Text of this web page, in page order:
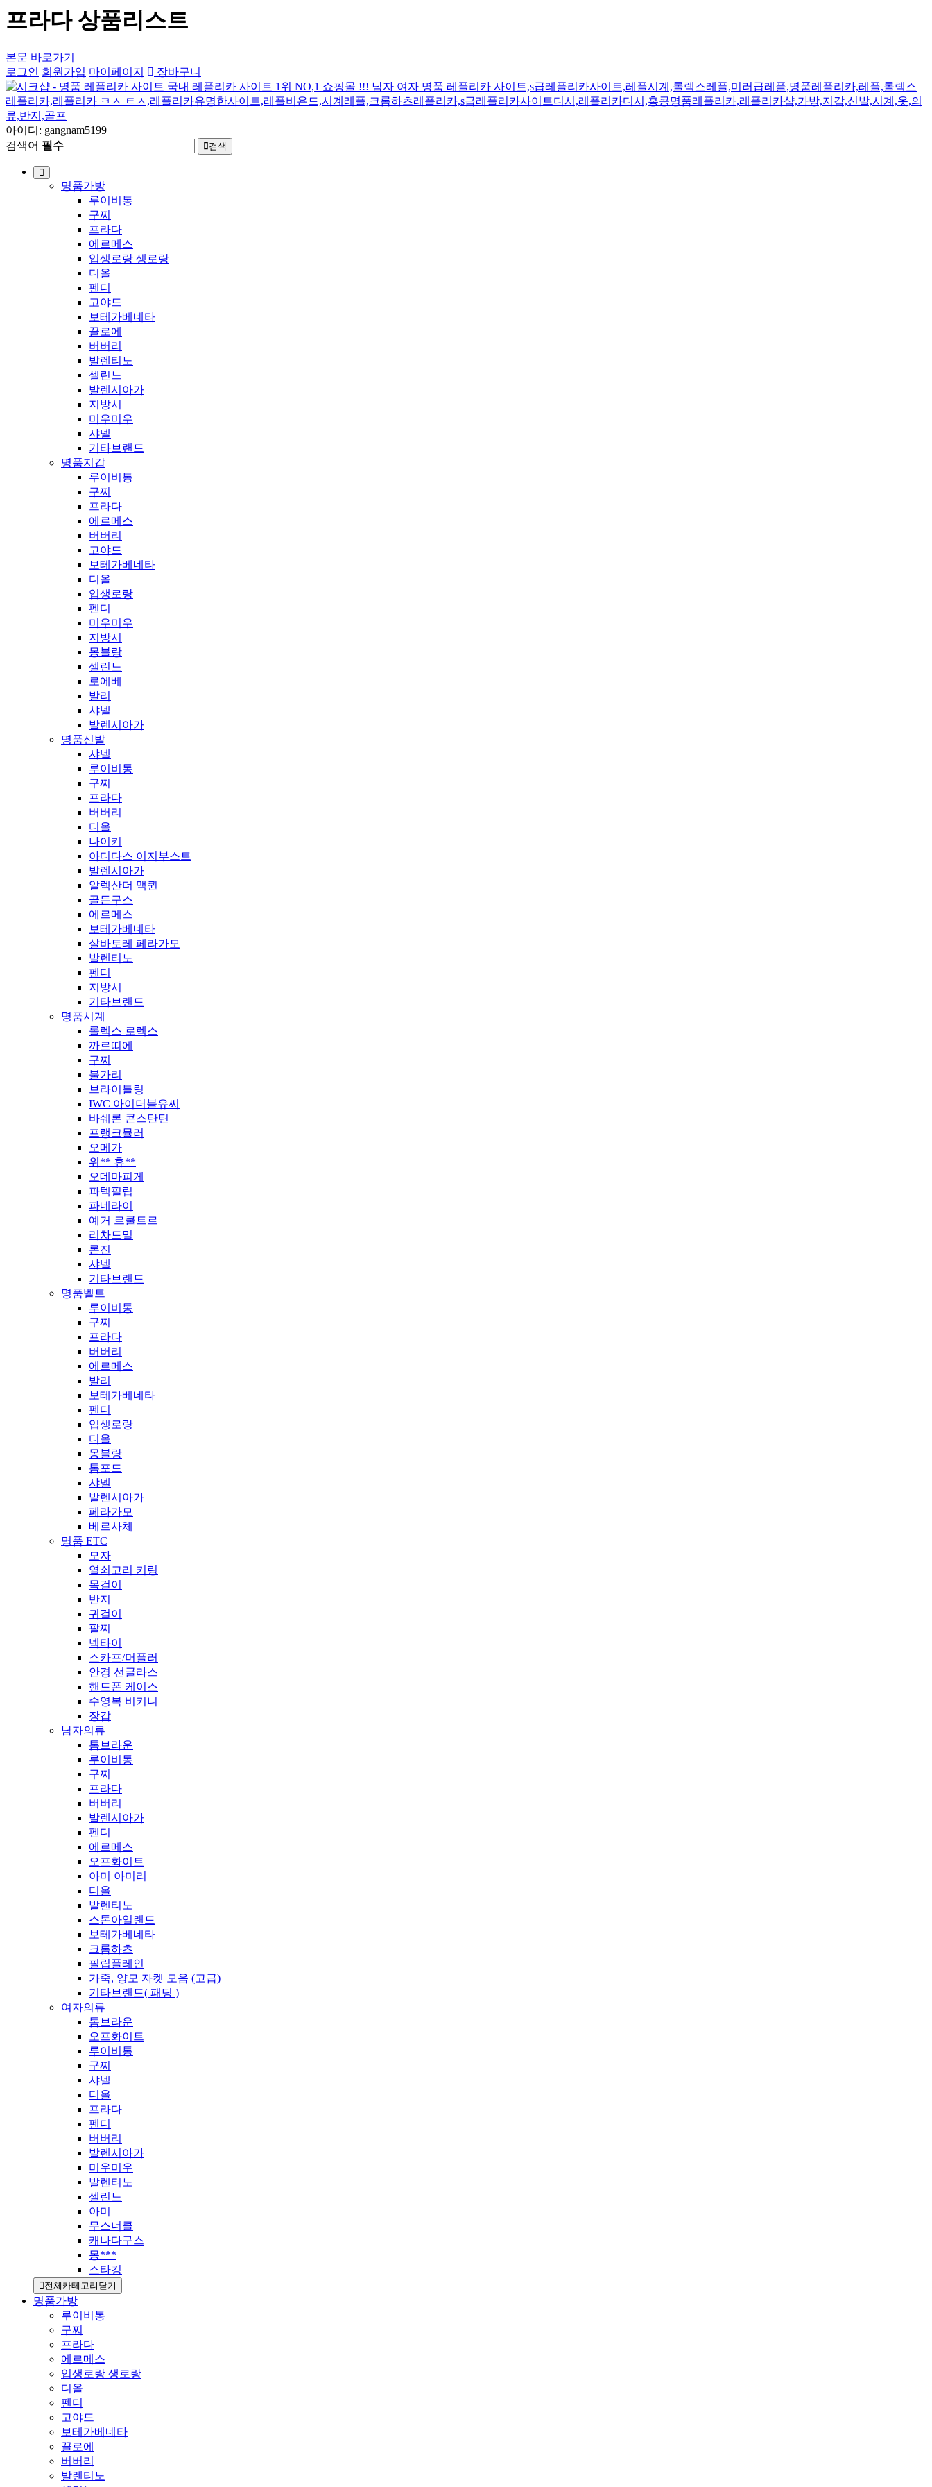
프라다 상품리스트
본문 바로가기
로그인 회원가입 마이페이지 장바구니
아이디: gangnam5199
검색어 필수 검색
명품가방
루이비통
구찌
프라다
에르메스
입생로랑 생로랑
디올
펜디
고야드
보테가베네타
끌로에
버버리
발렌티노
셀린느
발렌시아가
지방시
미우미우
샤넬
기타브랜드
명품지갑
루이비통
구찌
프라다
에르메스
버버리
고야드
보테가베네타
디올
입생로랑
펜디
미우미우
지방시
몽블랑
셀린느
로에베
발리
샤넬
발렌시아가
명품신발
샤넬
루이비통
구찌
프라다
버버리
디올
나이키
아디다스 이지부스트
발렌시아가
알렉산더 맥퀸
골든구스
에르메스
보테가베네타
살바토레 페라가모
발렌티노
펜디
지방시
기타브랜드
명품시계
롤렉스 로렉스
까르띠에
구찌
불가리
브라이틀링
IWC 아이더블유씨
바쉐론 콘스탄틴
프랭크뮬러
오메가
위** 휴**
오데마피게
파텍필립
파네라이
예거 르쿨트르
리차드밀
론진
샤넬
기타브랜드
명품벨트
루이비통
구찌
프라다
버버리
에르메스
발리
보테가베네타
펜디
입생로랑
디올
몽블랑
톰포드
샤넬
발렌시아가
페라가모
베르사체
명품 ETC
모자
열쇠고리 키링
목걸이
반지
귀걸이
팔찌
넥타이
스카프/머플러
안경 선글라스
핸드폰 케이스
수영복 비키니
장갑
남자의류
톰브라운
루이비통
구찌
프라다
버버리
발렌시아가
펜디
에르메스
오프화이트
아미 아미리
디올
발렌티노
스톤아일랜드
보테가베네타
크롬하츠
필립플레인
가죽, 양모 자켓 모음 (고급)
기타브랜드( 패딩 )
여자의류
톰브라운
오프화이트
루이비통
구찌
샤넬
디올
프라다
펜디
버버리
발렌시아가
미우미우
발렌티노
셀린느
아미
무스너클
캐나다구스
몽***
스타킹
전체카테고리닫기
명품가방
루이비통
구찌
프라다
에르메스
입생로랑 생로랑
디올
펜디
고야드
보테가베네타
끌로에
버버리
발렌티노